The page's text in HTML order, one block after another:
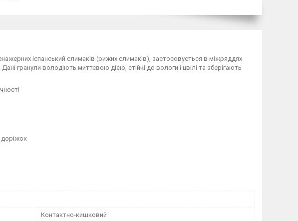
іспанський слимаків (рижих слимаків), застосовується в міжряддях
гранули володіють миттєвою дією, стійкі до вологи і цвілі та зберігають
доріжок
Контактно-кишковий